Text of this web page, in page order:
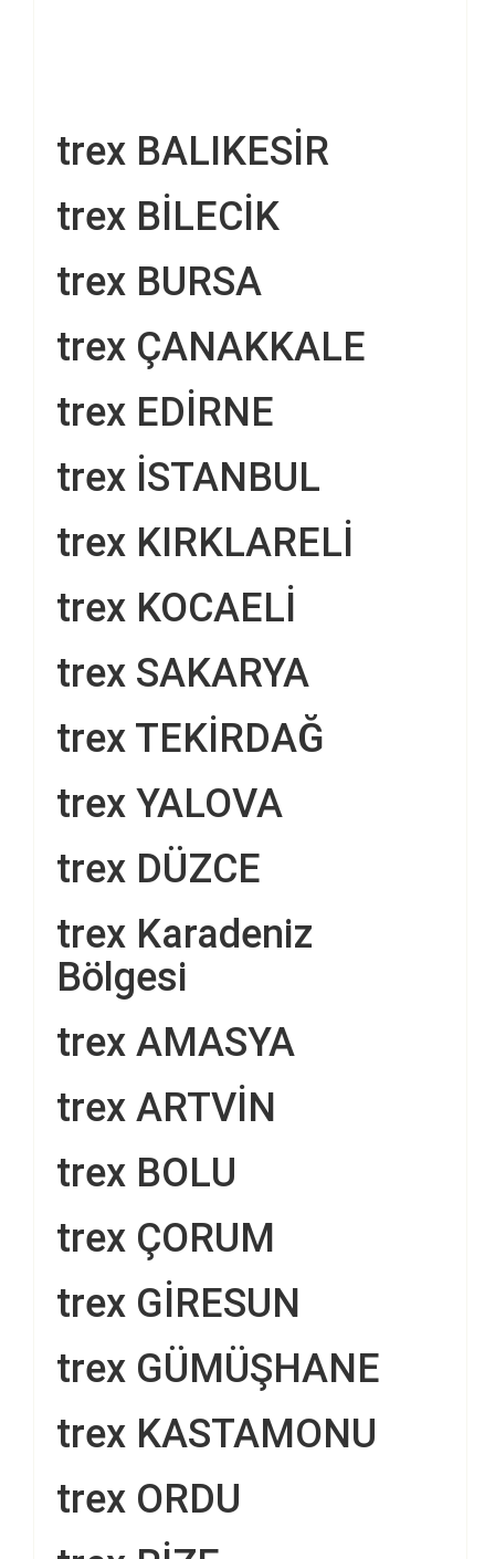
trex BALIKESİR
trex BİLECİK
trex BURSA
trex ÇANAKKALE
trex EDİRNE
trex İSTANBUL
trex KIRKLARELİ
trex KOCAELİ
trex SAKARYA
trex TEKİRDAĞ
trex YALOVA
trex DÜZCE
trex Karadeniz
Bölgesi
trex AMASYA
trex ARTVİN
trex BOLU
trex ÇORUM
trex GİRESUN
trex GÜMÜŞHANE
trex KASTAMONU
trex ORDU